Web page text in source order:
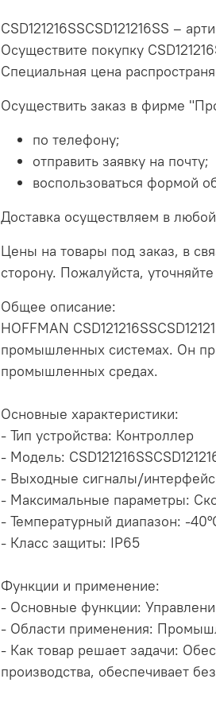
CSD121216SSCSD121216SS –
Осуществите покупку
Специальная цена
Осуществить заказ в фирме
по телефону;
отправить заявку на почту;
воспользоваться формой
Доставка осуществляем в
Цены на товары под заказ, в
сторону. Пожалуйста,
Общее описание:
HOFFMAN
промышленных системах. Он
промышленных средах.
Основные характеристики:
- Тип устройства: Контроллер
- Модель:
- Выходные сигналы/
- Максимальные параметры:
- Температурный диапазон: -
- Класс защиты: IP65
Функции и применение:
- Основные функции:
- Области применения:
- Как товар решает задачи:
производства, обеспечивает